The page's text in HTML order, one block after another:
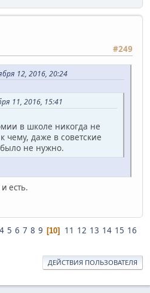
#249
12, 2016, 20:24
11, 2016, 15:41
в школе никогда не
чему, даже в советские
не нужно.
есть.
4 5 6 7 8 9 10 11 12 13 14 15 16
ДЕЙСТВИЯ ПОЛЬЗОВАТЕЛЯ